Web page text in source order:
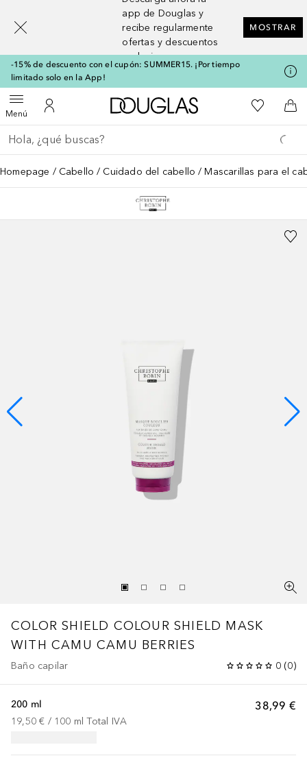
app de Douglas y
recibe regularmente
ofertas y descuentos
exclusivos
MOSTRAR
-15% de descuento con el cupón: SUMMER15. ¡Por tiempo
limitado solo en la App!
MenúAbrir menúMi cuenta
A Douglas HomeMi lista de
A
Regresar
Ejecutar búsqueda
Homepage Cabello Cuidado del cabello Mascarillas para el
COLOR SHIELD COLOUR SHIELD MASK
WITH CAMU CAMU BERRIES
Baño capilar 0 (0)
38,99 €
200 ml
19,50 € / 100 ml Total IVA
[navigation.slideout.screenreader]